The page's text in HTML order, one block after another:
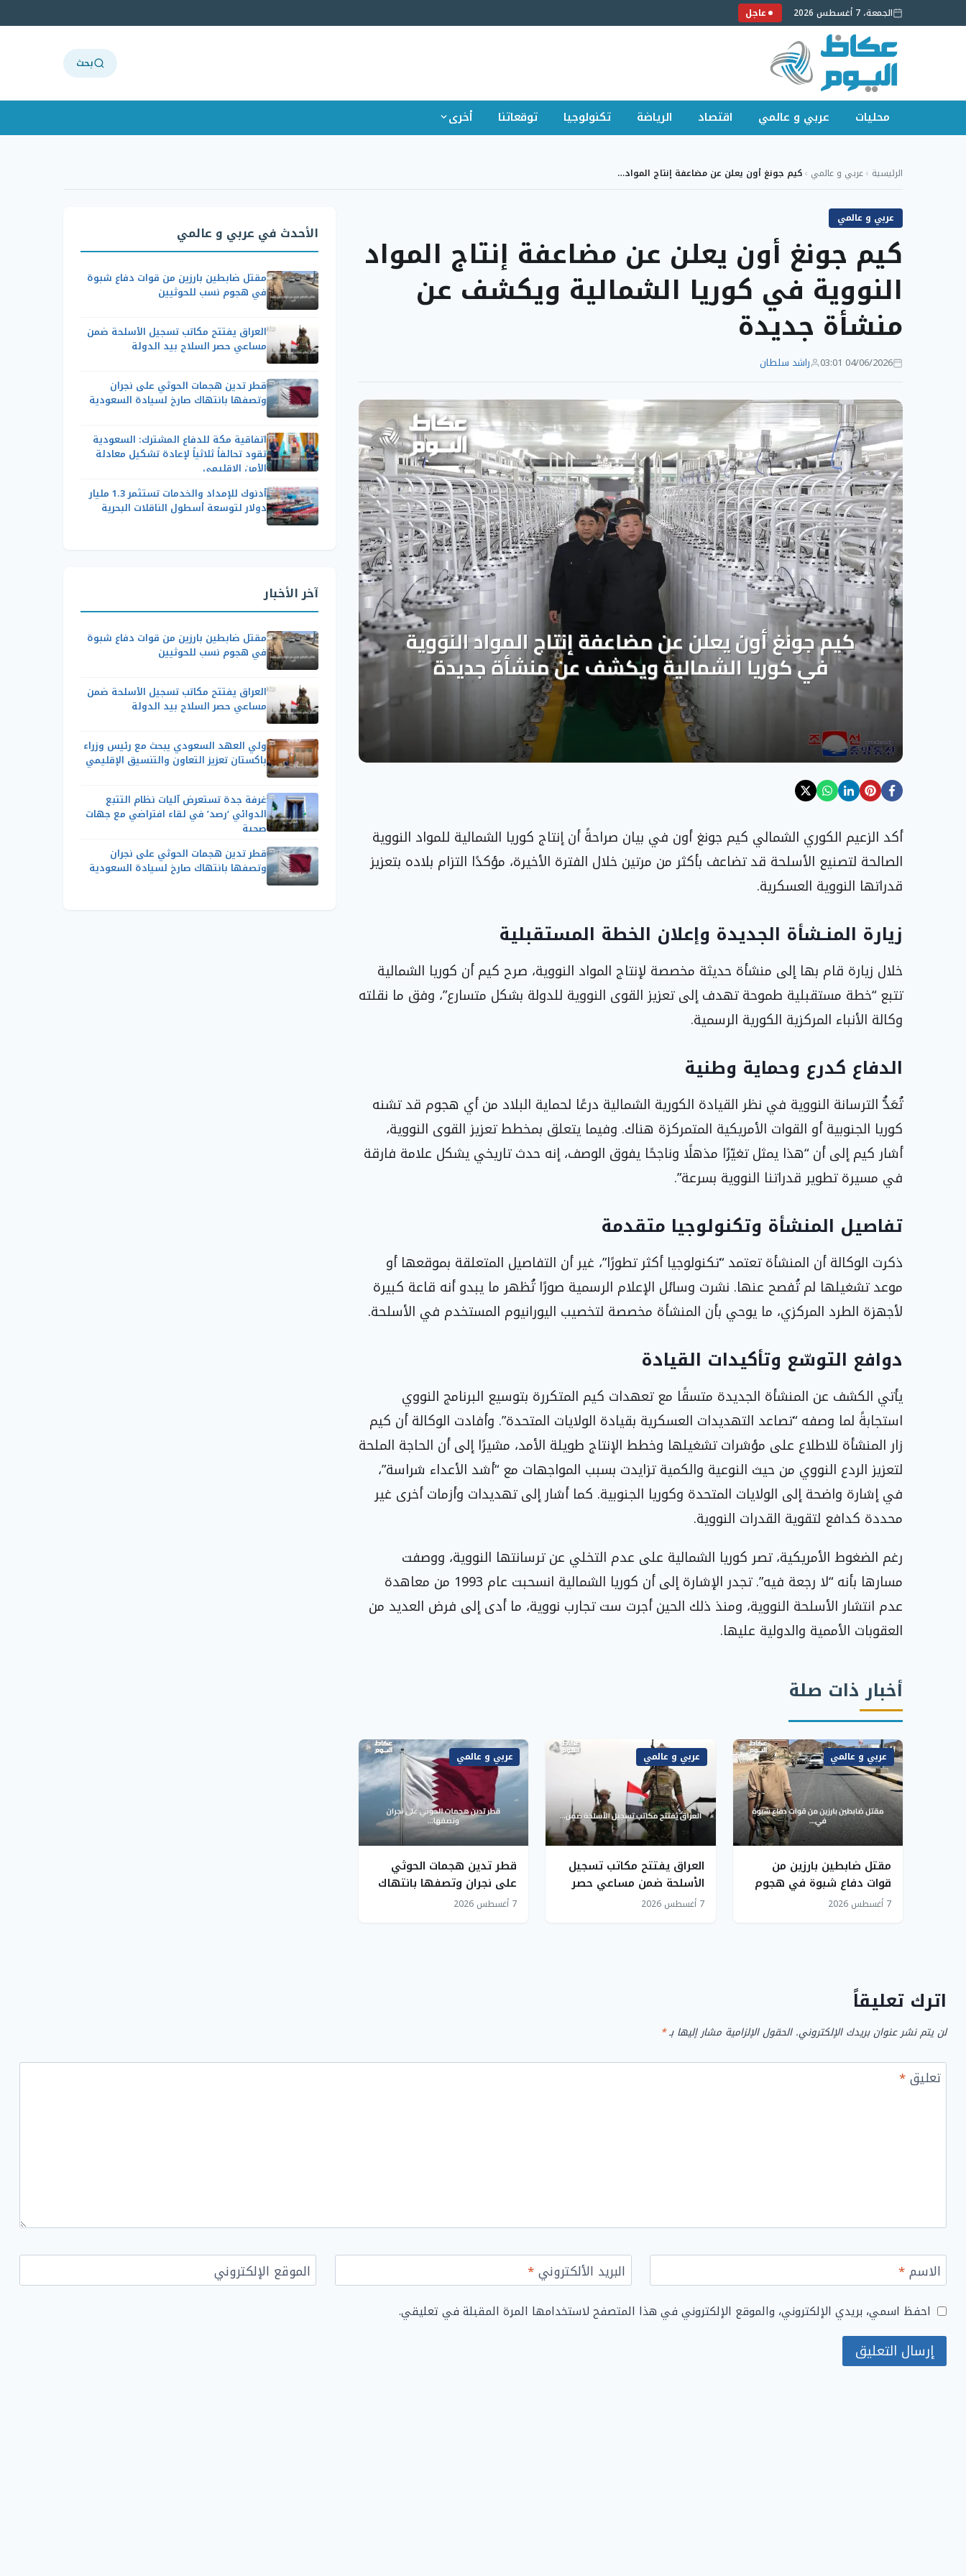
الجمعة، 7 أغسطس 2026 عاجل
بحث
محليات عربي و عالمي اقتصاد الرياضة تكنولوجيا توقعاتنا أخرى
الرئيسية ›عربي و عالمي ›كيم جونغ أون يعلن عن مضاعفة إنتاج المواد…
عربي و عالمي
كيم جونغ أون يعلن عن مضاعفة إنتاج المواد
النووية في كوريا الشمالية ويكشف عن
منشأة جديدة
04/06/2026 03:01 راشد سلطان
أكد الزعيم الكوري الشمالي كيم جونغ أون في بيان صراحةً أن إنتاج كوريا الشمالية للمواد النووية
الصالحة لتصنيع الأسلحة قد تضاعف بأكثر من مرتين خلال الفترة الأخيرة، مؤكدًا التزام بلاده بتعزيز
قدراتها النووية العسكرية.
زيارة المنـشأة الجديدة وإعلان الخطة المستقبلية
خلال زيارة قام بها إلى منشأة حديثة مخصصة لإنتاج المواد النووية، صرح كيم أن كوريا الشمالية
تتبع “خطة مستقبلية طموحة تهدف إلى تعزيز القوى النووية للدولة بشكل متسارع”، وفق ما نقلته
وكالة الأنباء المركزية الكورية الرسمية.
الدفاع كدرع وحماية وطنية
تُعَدُّ الترسانة النووية في نظر القيادة الكورية الشمالية درعًا لحماية البلاد من أي هجوم قد تشنه
كوريا الجنوبية أو القوات الأمريكية المتمركزة هناك. وفيما يتعلق بمخطط تعزيز القوى النووية،
أشار كيم إلى أن “هذا يمثل تغيّرًا مذهلًا وناجحًا يفوق الوصف، إنه حدث تاريخي يشكل علامة فارقة
في مسيرة تطوير قدراتنا النووية بسرعة”.
تفاصيل المنشأة وتكنولوجيا متقدمة
ذكرت الوكالة أن المنشأة تعتمد “تكنولوجيا أكثر تطورًا”، غير أن التفاصيل المتعلقة بموقعها أو
موعد تشغيلها لم تُفصح عنها. نشرت وسائل الإعلام الرسمية صورًا تُظهر ما يبدو أنه قاعة كبيرة
لأجهزة الطرد المركزي، ما يوحي بأن المنشأة مخصصة لتخصيب اليورانيوم المستخدم في الأسلحة.
دوافع التوسّع وتأكيدات القيادة
يأتي الكشف عن المنشأة الجديدة متسقًا مع تعهدات كيم المتكررة بتوسيع البرنامج النووي
استجابةً لما وصفه “تصاعد التهديدات العسكرية بقيادة الولايات المتحدة”. وأفادت الوكالة أن كيم
زار المنشأة للاطلاع على مؤشرات تشغيلها وخطط الإنتاج طويلة الأمد، مشيرًا إلى أن الحاجة الملحة
لتعزيز الردع النووي من حيث النوعية والكمية تزايدت بسبب المواجهات مع “أشد الأعداء شراسة”،
في إشارة واضحة إلى الولايات المتحدة وكوريا الجنوبية. كما أشار إلى تهديدات وأزمات أخرى غير
محددة كدافع لتقوية القدرات النووية.
رغم الضغوط الأمريكية، تصر كوريا الشمالية على عدم التخلي عن ترسانتها النووية، ووصفت
مسارها بأنه “لا رجعة فيه”. تجدر الإشارة إلى أن كوريا الشمالية انسحبت عام 1993 من معاهدة
عدم انتشار الأسلحة النووية، ومنذ ذلك الحين أجرت ست تجارب نووية، ما أدى إلى فرض العديد من
العقوبات الأممية والدولية عليها.
أخبار ذات صلة
عربي و عالمي
مقتل ضابطين بارزين من
قوات دفاع شبوة في هجوم
نسب للحوثيين
7 أغسطس 2026
عربي و عالمي
العراق يفتتح مكاتب تسجيل
الأسلحة ضمن مساعي حصر
السلاح بيد الدولة
7 أغسطس 2026
عربي و عالمي
قطر تدين هجمات الحوثي
على نجران وتصفها بانتهاك
صارخ لسيادة السعودية
7 أغسطس 2026
الأحدث في عربي و عالمي
مقتل ضابطين بارزين من قوات دفاع شبوة
في هجوم نسب للحوثيين
العراق يفتتح مكاتب تسجيل الأسلحة ضمن
مساعي حصر السلاح بيد الدولة
قطر تدين هجمات الحوثي على نجران
وتصفها بانتهاك صارخ لسيادة السعودية
اتفاقية مكة للدفاع المشترك: السعودية
تقود تحالفاً ثلاثياً لإعادة تشكيل معادلة
الأمن الإقليمي
أدنوك للإمداد والخدمات تستثمر 1.3 مليار
دولار لتوسعة أسطول الناقلات البحرية
آخر الأخبار
مقتل ضابطين بارزين من قوات دفاع شبوة
في هجوم نسب للحوثيين
العراق يفتتح مكاتب تسجيل الأسلحة ضمن
مساعي حصر السلاح بيد الدولة
ولي العهد السعودي يبحث مع رئيس وزراء
باكستان تعزيز التعاون والتنسيق الإقليمي
غرفة جدة تستعرض آليات نظام التتبع
الدوائي ‘رصد’ في لقاء افتراضي مع جهات
صحية
قطر تدين هجمات الحوثي على نجران
وتصفها بانتهاك صارخ لسيادة السعودية
اترك تعليقاً
لن يتم نشر عنوان بريدك الإلكتروني. الحقول الإلزامية مشار إليها بـ*
تعليق*
الاسم* البريد الألكتروني* الموقع الإلكتروني
احفظ اسمي، بريدي الإلكتروني، والموقع الإلكتروني في هذا المتصفح لاستخدامها المرة المقبلة في تعليقي.